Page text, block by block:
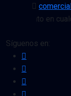
en
Síguenos en: